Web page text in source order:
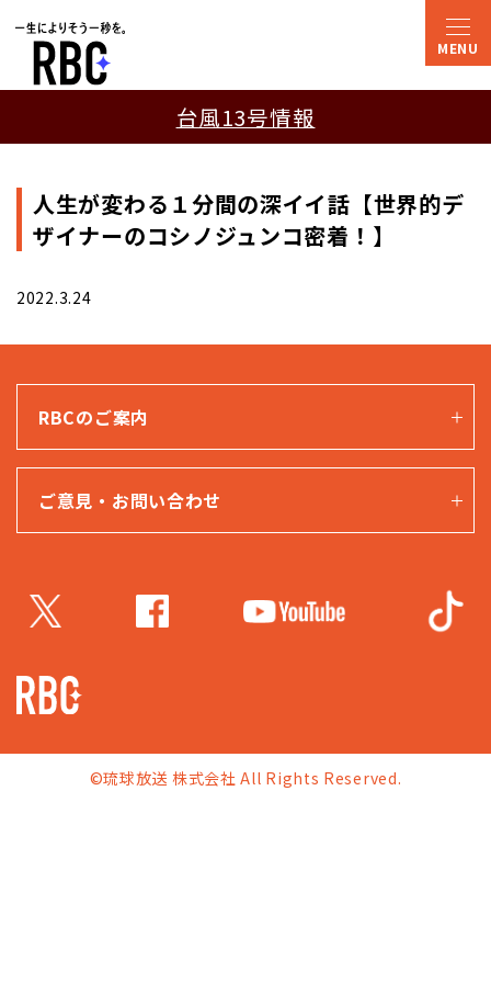
台風13号情報
人生が変わる１分間の深イイ話【世界的デ
ザイナーのコシノジュンコ密着！】
2022.3.24
RBCのご案内
ご意見・お問い合わせ
©琉球放送 株式会社 All Rights Reserved.